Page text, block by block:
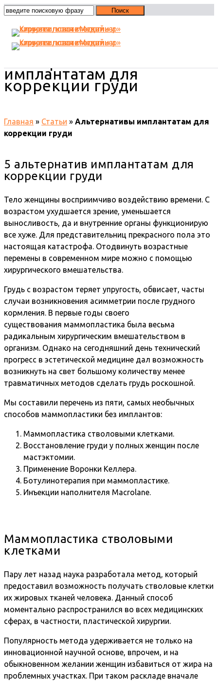
имплантатам для
коррекции груди
Главная » Статьи » Альтернативы имплантатам для
коррекции груди
5 альтернатив имплантатам для
коррекции груди
Тело женщины восприимчиво воздействию времени. С
возрастом ухудшается зрение, уменьшается
выносливость, да и внутренние органы функционирую
все хуже. Для представительниц прекрасного пола это
настоящая катастрофа. Отодвинуть возрастные
перемены в современном мире можно с помощью
хирургического вмешательства.
Грудь с возрастом теряет упругость, обвисает, часты
случаи возникновения асимметрии после грудного
кормления. В первые годы своего
существования маммопластика была весьма
радикальным хирургическим вмешательством в
организм. Однако на сегодняшний день технический
прогресс в эстетической медицине дал возможность
возникнуть на свет большому количеству менее
травматичных методов сделать грудь роскошной.
Мы составили перечень из пяти, самых необычных
способов маммопластики без имплантов:
Маммопластика стволовыми клетками.
Восстановление груди у полных женщин после
мастэктомии.
Применение Воронки Келлера.
Ботулинотерапия при маммопластике.
Инъекции наполнителя Macrolane.
Маммопластика стволовыми
клетками
Пару лет назад наука разработала метод, который
предоставил возможность получать стволовые клетки
их жировых тканей человека. Данный способ
моментально распространился во всех медицинских
сферах, в частности, пластической хирургии.
Популярность метода удерживается не только на
инновационной научной основе, впрочем, и на
обыкновенном желании женщин избавиться от жира на
проблемных участках. При таком раскладе вначале